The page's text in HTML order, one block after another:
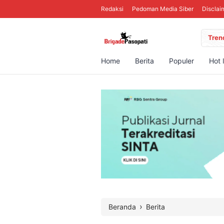
Redaksi Pedoman Media Siber
Home Berita Populer Hot
Beranda › Berita